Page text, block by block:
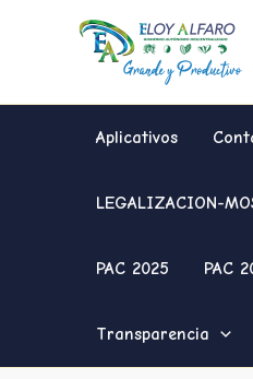
Aplicativos
LEGALIZACION-
PAC 2025 PAC
Transparencia